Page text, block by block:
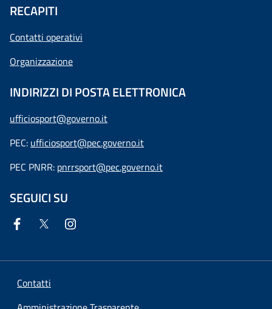
RECAPITI
Contatti operativi
Organizzazione
INDIRIZZI DI POSTA ELETTRONICA
ufficiosport@governo.it
PEC: ufficiosport@pec.governo.it
PEC PNRR: pnrrsport@pec.governo.it
SEGUICI SU
Contatti